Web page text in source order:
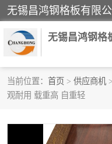
无锡昌鸿钢格
当前位置： 首页 > 供应商机 >
观耐用 载重高 自重轻
镀锌钢格板